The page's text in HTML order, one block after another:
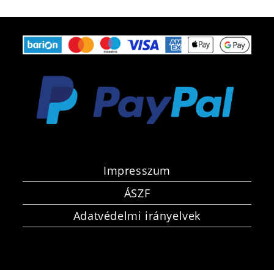
Impresszum
ÁSZF
Adatvédelmi irányelvek